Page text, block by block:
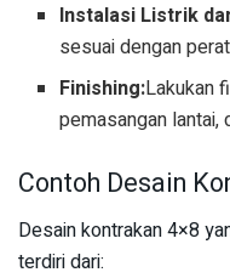
Instalasi Listrik
sesuai dengan
Finishing:Lakukan
pemasangan lantai,
Contoh Desain
Desain kontrakan 4×8
terdiri dari: